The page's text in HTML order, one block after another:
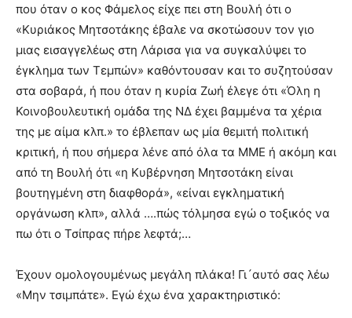
που όταν ο κος Φάμελος είχε πει στη Βουλή ότι ο
«Κυριάκος Μητσοτάκης έβαλε να σκοτώσουν τον γιο
μιας εισαγγελέως στη Λάρισα για να συγκαλύψει το
έγκλημα των Τεμπών» καθόντουσαν και το συζητούσαν
στα σοβαρά, ή που όταν η κυρία Ζωή έλεγε ότι «Όλη η
Κοινοβουλευτική ομάδα της ΝΔ έχει βαμμένα τα χέρια
της με αίμα κλπ.» το έβλεπαν ως μία θεμιτή πολιτική
κριτική, ή που σήμερα λένε από όλα τα ΜΜΕ ή ακόμη και
από τη Βουλή ότι «η Κυβέρνηση Μητσοτάκη είναι
βουτηγμένη στη διαφθορά», «είναι εγκληματική
οργάνωση κλπ», αλλά ….πώς τόλμησα εγώ ο τοξικός να
πω ότι ο Τσίπρας πήρε λεφτά;…
Έχουν ομολογουμένως μεγάλη πλάκα! Γι´αυτό σας λέω
«Μην τσιμπάτε». Εγώ έχω ένα χαρακτηριστικό: